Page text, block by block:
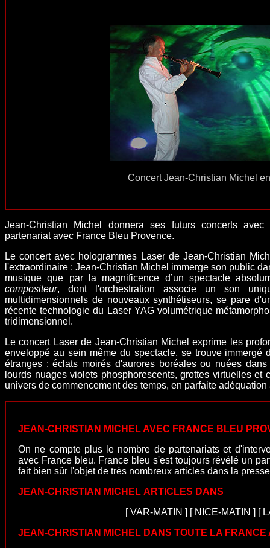
Concert Jean-Christian Michel
Jean-Christian Michel donnera ses futurs concerts
partenariat avec France Bleu Provence.
Le concert avec hologrammes Laser de Jean-Christian
l'extraordinaire : Jean-Christian Michel immerge son public
musique que par la magnificence d’un spectacle
compositeur, dont l'orchestration associe un son
multidimensionnels de nouveaux synthétiseurs, se pare
récente technologie du Laser YAG volumétrique
tridimensionnel.
Le concert Laser de Jean-Christian Michel exprime les
enveloppé au sein même du spectacle, se trouve immergé
étranges : éclats moirés d'aurores boréales ou nuées
lourds nuages violets phosphorescents, grottes virtuelles et
univers de commencement des temps, en parfaite
JEAN-CHRISTIAN MICHEL AVEC FRANCE BLEU
On ne compte plus le nombre de partenariats et
avec France bleu. France bleu s'est toujours révélé un
fait bien sûr l'objet de très nombreux articles dans la presse
JEAN-CHRISTIAN MICHEL ARTICLES DANS
[VAR-MATIN ] [ NICE-MATIN ] [
JEAN-CHRISTIAN MICHEL DANS TOUTE LA FRANCE